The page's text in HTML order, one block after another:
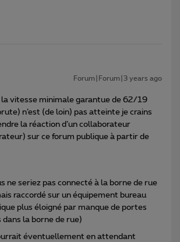
Forum|Forum|3 years ago
la vitesse minimale garantue de 62/19
n’est (de loin) pas atteinte je crains
la réaction d’un collaborateur
sur ce forum publique à partir de
ne seriez pas connecté à la borne de rue
raccordé sur un équipement bureau
plus éloigné par manque de portes
la borne de rue)
éventuellement en attendant